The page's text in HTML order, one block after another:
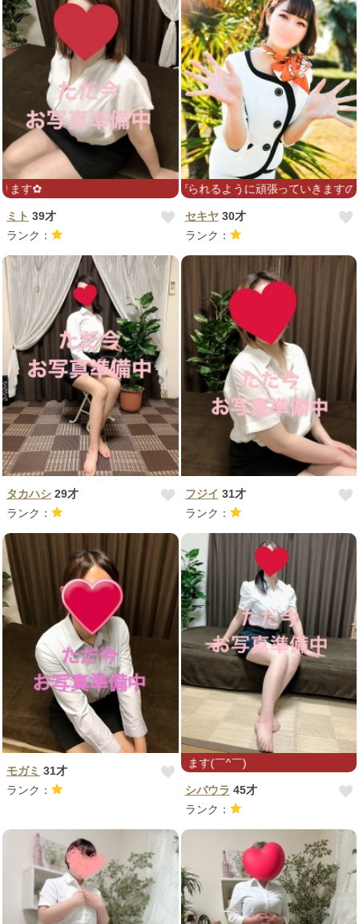
出勤リクエストお待ちしております✿
ミト 39才
ランク：
癒して差し上げられるように頑張っていきますので、よろしくお願
セキヤ30才
ランク：
タカハシ 29才
ランク：
フジイ 31才
ランク：
モガミ 31才
ランク：
マス
シバウラ 45才
ランク：